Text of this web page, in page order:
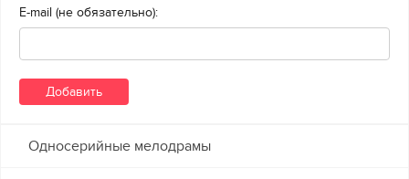
E-mail (не обязательно):
Односерийные мелодрамы